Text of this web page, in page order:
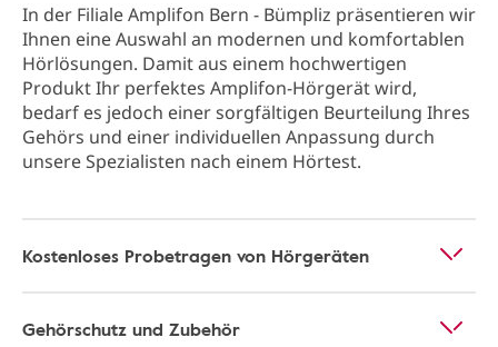
In der Filiale Amplifon Bern - Bümpliz präsentieren wir
Ihnen eine Auswahl an modernen und komfortablen
Hörlösungen. Damit aus einem hochwertigen
Produkt Ihr perfektes Amplifon-Hörgerät wird,
bedarf es jedoch einer sorgfältigen Beurteilung Ihres
Gehörs und einer individuellen Anpassung durch
unsere Spezialisten nach einem Hörtest.
Kostenloses Probetragen von Hörgeräten
Gehörschutz und Zubehör